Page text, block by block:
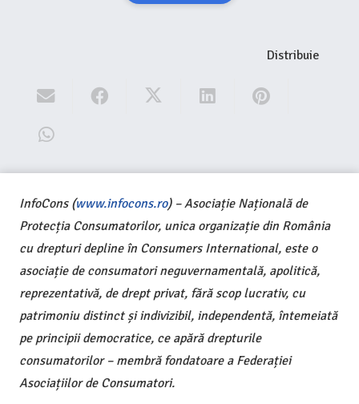
Distribuie
InfoCons (www.infocons.ro) – Asociație Națională de
Protecția Consumatorilor, unica organizație din România
cu drepturi depline în Consumers International, este o
asociație de consumatori neguvernamentală, apolitică,
reprezentativă, de drept privat, fără scop lucrativ, cu
patrimoniu distinct și indivizibil, independentă, întemeiată
pe principii democratice, ce apără drepturile
consumatorilor – membră fondatoare a Federației
Asociațiilor de Consumatori.